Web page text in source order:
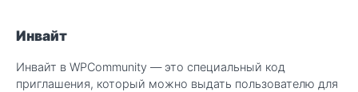
Инвайт
Инвайт в WPCommunity — это специальный код
приглашения, который можно выдать пользователю для